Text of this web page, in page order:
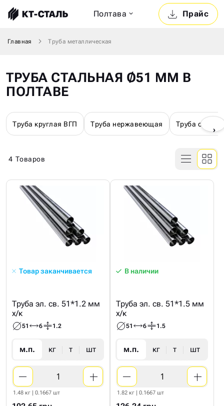
Прайс
Полтава
Главная Труба металлическая
ТРУБА СТАЛЬНАЯ Ø51 ММ В
ПОЛТАВЕ
Труба круглая ВГП Труба нержавеющая Труба
›
4 Товаров
Товар заканчивается
Труба эл. св. 51*1.2 мм
х/к
51 6 1.2
м.п. кг т шт
1.48 кг | 0.1667 шт
В наличии
Труба эл. св. 51*1.5 мм
х/к
51 6 1.5
м.п. кг т шт
1.82 кг | 0.1667 шт